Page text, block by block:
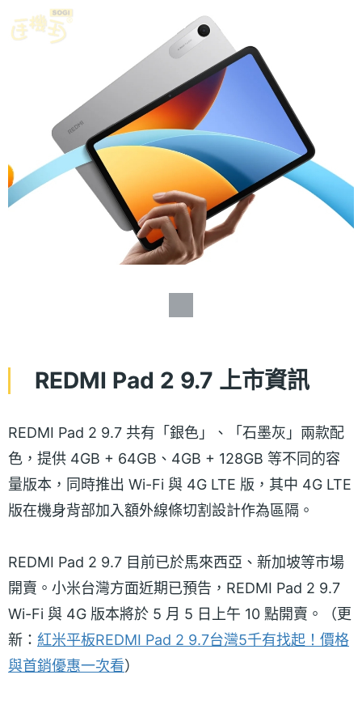
REDMI Pad 2 9.7 上市資訊
REDMI Pad 2 9.7 共有「銀色」、「石墨灰」兩款配
色，提供 4GB + 64GB、4GB + 128GB 等不同的容
量版本，同時推出 Wi-Fi 與 4G LTE 版，其中 4G LTE
版在機身背部加入額外線條切割設計作為區隔。
REDMI Pad 2 9.7 目前已於馬來西亞、新加坡等市場
開賣。小米台灣方面近期已預告，REDMI Pad 2 9.7
Wi-Fi 與 4G 版本將於 5 月 5 日上午 10 點開賣。（更
新： 紅米平板REDMI Pad 2 9.7台灣5千有找起！價格
與首銷優惠一次看）